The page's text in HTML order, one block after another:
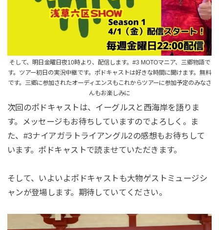
そして、明日金曜日夜10時より、配信します。#3 MOTOマニア、三郷物語で
す。ツアー初日の実況中継です。ポドキャストは好きな時間に聞けます。無料
です。三郷に参加されたオーディエンスもこれからツアーに参加予定のみなさ
んもお楽しみに
次回のポドキャストは、イーグルスと西海岸を語りま
す。メッセージもお待ちしていますのでよろしく。ま
た、#3ナイアガラトライアングル2の感想もお待ちして
います。ポドキャストで読ませていただきます。
そして、いよいよポドキャストも大物ゲストミュージシ
ャンが登場します。期待していてください。